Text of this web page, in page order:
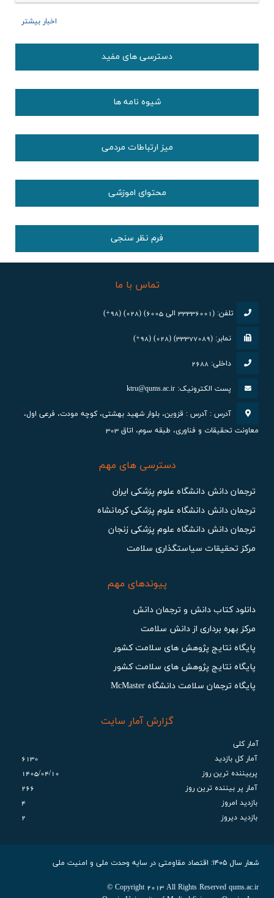
اخبار بیشتر
دسترسی های مفید
شیوه نامه ها
میز ارتباطات مردمی
محتوای اموزشی
فرم نظر سنجی
تماس با ما
تلفن: (33336001 الی 6005) (028) (98+)
نمابر: (33377089) (028) (98+)
داخلی: 2688
پست الکترونیک: ktru@qums.ac.ir
آدرس : آدرس : قزوین، بلوار شهید بهشتی، کوچه مودت، فرعی اول،
معاونت تحقیقات و فناوری، طبقه سوم، اتاق 303
دسترسی های مهم
ترجمان دانش دانشگاه علوم پزشكي ايران
ترجمان دانش دانشگاه علوم پزشكي كرمانشاه
ترجمان دانش دانشگاه علوم پزشكي زنجان
مرکز تحقیقات سیاستگذاری سلامت
پیوندهای مهم
دانلود کتاب دانش و ترجمان دانش
مرکز بهره برداری از دانش سلامت
پايگاه نتايج پژوهش هاي سلامت كشور
پايگاه نتايج پژوهش هاي سلامت كشور
پایگاه ترجمان سلامت دانشگاه McMaster
گزارش آمار سایت
آمار کلی
آمار کل بازدید
6130
پربیننده ترین روز
1405/04/10
آمار پر بيننده ترين روز
266
بازديد امروز
4
بازديد ديروز
2
شعار سال ۱۴۰۵: اقتصاد مقاومتی در سایه وحدت ملی و امنیت ملی
Copyright 2013 All Rights Reserved qums.ac.ir ©